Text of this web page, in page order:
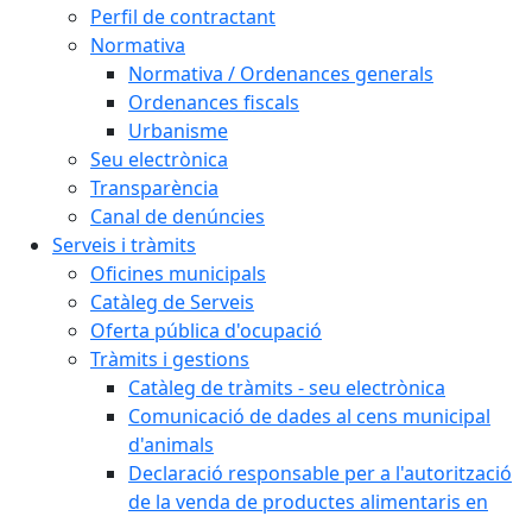
Perfil de contractant
Normativa
Normativa / Ordenances generals
Ordenances fiscals
Urbanisme
Seu electrònica
Transparència
Canal de denúncies
Serveis i tràmits
Oficines municipals
Catàleg de Serveis
Oferta pública d'ocupació
Tràmits i gestions
Catàleg de tràmits - seu electrònica
Comunicació de dades al cens municipal
d'animals
Declaració responsable per a l'autorització
de la venda de productes alimentaris en